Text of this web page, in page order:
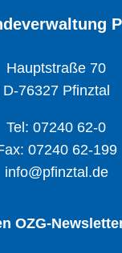
Hauptstraße 70
D-76327 Pfinztal
Tel: 07240 62-0
07240 62-199
info@pfinztal.de
OZG-